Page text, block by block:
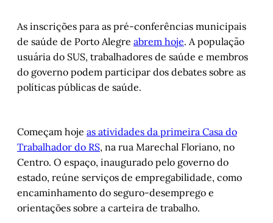
As inscrições para as pré-conferências municipais
de saúde de Porto Alegre abrem hoje. A população
usuária do SUS, trabalhadores de saúde e membros
do governo podem participar dos debates sobre as
políticas públicas de saúde.
Começam hoje as atividades da primeira Casa do
Trabalhador do RS, na rua Marechal Floriano, no
Centro. O espaço, inaugurado pelo governo do
estado, reúne serviços de empregabilidade, como
encaminhamento do seguro-desemprego e
orientações sobre a carteira de trabalho.